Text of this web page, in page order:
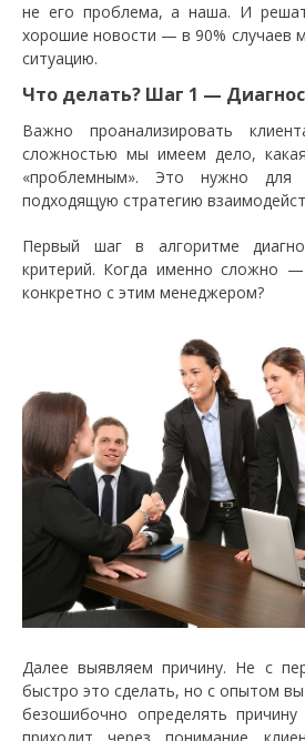
не его проблема, а наша. И
хорошие новости — в 90% случаев
ситуацию.
Что делать? Шаг 1 —
Важно проанализировать
сложностью мы имеем дело,
«проблемным». Это нужно
подходящую стратегию
Первый шаг в алгоритме
критерий. Когда именно сложно —
конкретно с этим менеджером?
Далее выявляем причину. Не с
быстро это сделать, но с опытом
безошибочно определять
приходит через понимание